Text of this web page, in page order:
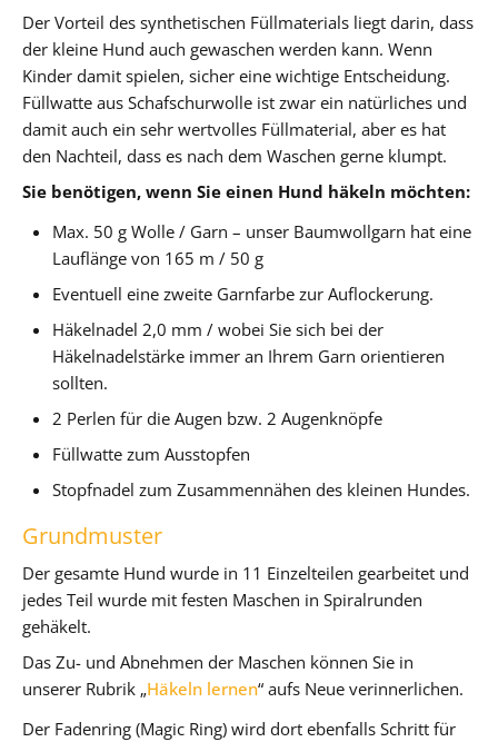
Der Vorteil des synthetischen Füllmaterials liegt darin, dass
der kleine Hund auch gewaschen werden kann. Wenn
Kinder damit spielen, sicher eine wichtige Entscheidung.
Füllwatte aus Schafschurwolle ist zwar ein natürliches und
damit auch ein sehr wertvolles Füllmaterial, aber es hat
den Nachteil, dass es nach dem Waschen gerne klumpt.
Sie benötigen, wenn Sie einen Hund häkeln möchten:
Max. 50 g Wolle / Garn – unser Baumwollgarn hat eine
Lauflänge von 165 m / 50 g
Eventuell eine zweite Garnfarbe zur Auflockerung.
Häkelnadel 2,0 mm / wobei Sie sich bei der
Häkelnadelstärke immer an Ihrem Garn orientieren
sollten.
2 Perlen für die Augen bzw. 2 Augenknöpfe
Füllwatte zum Ausstopfen
Stopfnadel zum Zusammennähen des kleinen Hundes.
Grundmuster
Der gesamte Hund wurde in 11 Einzelteilen gearbeitet und
jedes Teil wurde mit festen Maschen in Spiralrunden
gehäkelt.
Das Zu- und Abnehmen der Maschen können Sie in
unserer Rubrik „Häkeln lernen“ aufs Neue verinnerlichen.
Der Fadenring (Magic Ring) wird dort ebenfalls Schritt für